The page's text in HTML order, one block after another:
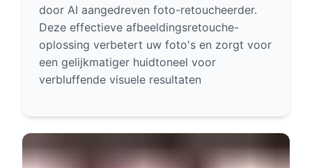
door AI aangedreven foto-retoucheerder.
Deze effectieve afbeeldingsretouche-
oplossing verbetert uw foto's en zorgt voor
een gelijkmatiger huidtoneel voor
verbluffende visuele resultaten